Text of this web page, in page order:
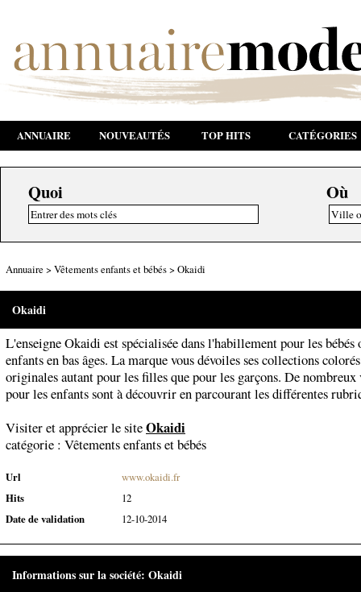
ANNUAIRE NOUVEAUTÉS TOP HITS CATÉGORIES
Quoi Où
Annuaire > Vêtements enfants et bébés> Okaidi
Okaidi
L'enseigne Okaidi est spécialisée dans l'habillement pour les bébés
enfants en bas âges. La marque vous dévoiles ses collections
originales autant pour les filles que pour les garçons. De nombreux
pour les enfants sont à découvrir en parcourant les différentes
Visiter et apprécier le siteOkaidi
catégorie : Vêtements enfants et bébés
Url
www.okaidi.fr
Hits
12
Date de validation
12-10-2014
Informations sur la société: Okaidi